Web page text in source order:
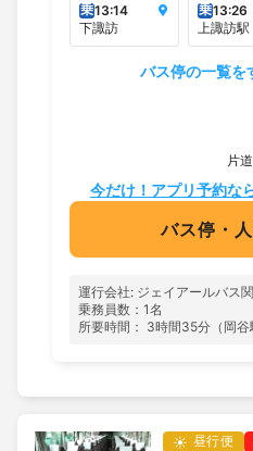
乗13:14
下諏訪
乗13:26
上諏訪駅
バス停の一覧を
片道
今だけ！アプリ予約
バス停・
運行会社: ジェイアールバス
乗務員数：1名
所要時間： 3時間35分（岡谷
昼行便